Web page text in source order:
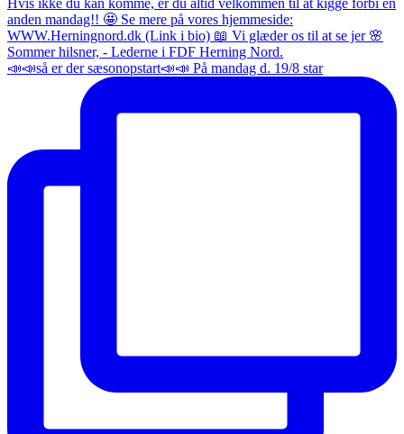
📣📣så er der sæsonopstart📣📣 På mandag d. 19/8 star